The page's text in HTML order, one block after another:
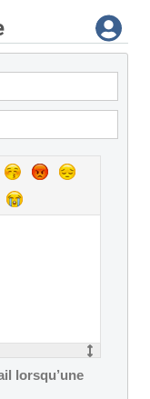
lorsqu’une